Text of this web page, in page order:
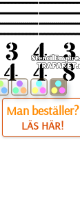
Man beställer?
LÄS HÄR!